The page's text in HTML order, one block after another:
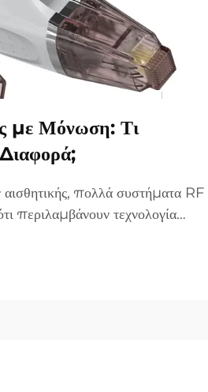
με Μόνωση: Τι
πολλά συστήματα RF
περιλαμβάνουν τεχνολογία
υπάρχουν, αλλά πώς